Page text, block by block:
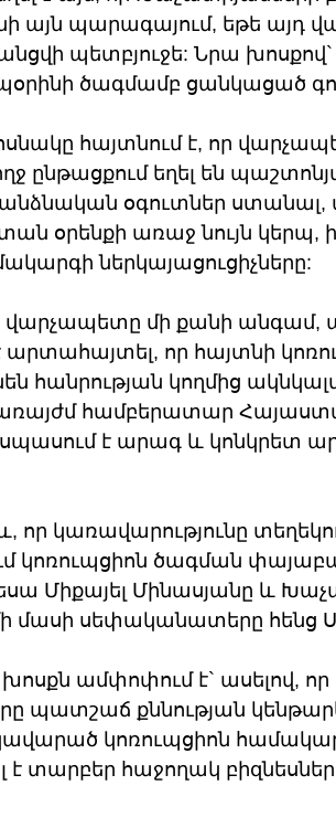
այն պարագայում, եթե այդ
պետբյուջե: Նրա խոսքով`
ծագմամբ ցանկացած
հայտնում է, որ
ընթացքում եղել են
անձնական օգուտներ
օրենքի առաջ նույն կերպ,
ներկայացուցիչները:
վարչապետը մի քանի անգամ,
արտահայտել, որ հայտնի
հանրության կողմից
համբերատար
է արագ և կոնկրետ
որ կառավարությունը
կոռուպցիոն ծագման
Միքայել Մինասյանը և
մասի սեփականատերը հենց
ամփոփում է` ասելով,
պատշաճ քննության
կոռուպցիոն
տարբեր հաջողակ